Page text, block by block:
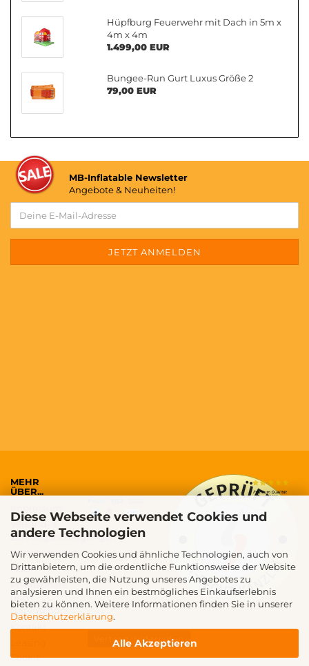
Diese Webseite verwendet Cookies und
andere Technologien
Wir verwenden Cookies und ähnliche Technologien, auch von
Drittanbietern, um die ordentliche Funktionsweise der Website
zu gewährleisten, die Nutzung unseres Angebotes zu
analysieren und Ihnen ein bestmögliches Einkaufserlebnis
bieten zu können. Weitere Informationen finden Sie in unserer
Datenschutzerklärung.
Alle Akzeptieren
Hüpfburg Feuerwehr mit Dach in 5m x
4m x 4m
1.499,00 EUR
Bungee-Run Gurt Luxus Größe 2
79,00 EUR
MB-Inflatable Newsletter
Angebote & Neuheiten!
MEHR
ÜBER...
Versand- &
Zahlungsbedingungen
Widerrufsrecht
AGB
Privatsphäre
und
Datenschutz
Kontakt
Cookie
Vertrag widerrufen